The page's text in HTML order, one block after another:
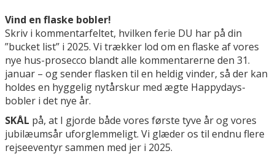
Vind en flaske bobler!
Skriv i kommentarfeltet, hvilken ferie DU har på din
”bucket list” i 2025. Vi trækker lod om en flaske af vores
nye hus-prosecco blandt alle kommentarerne den 31.
januar – og sender flasken til en heldig vinder, så der kan
holdes en hyggelig nytårskur med ægte Happydays-
bobler i det nye år.
SKÅL på, at I gjorde både vores første tyve år og vores
jubilæumsår uforglemmeligt. Vi glæder os til endnu flere
rejseeventyr sammen med jer i 2025.